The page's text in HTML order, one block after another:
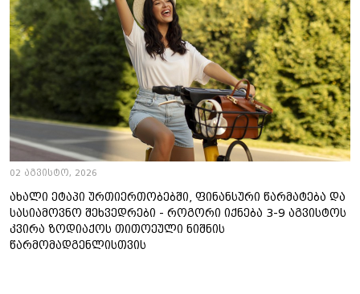
02 აგვისტო, 2026
ახალი ეტაპი ურთიერთობებში, ფინანსური წარმატება და
სასიამოვნო შეხვედრები - როგორი იქნება 3-9 აგვისტოს
კვირა ზოდიაქოს თითოეული ნიშნის
წარმომადგენლისთვის